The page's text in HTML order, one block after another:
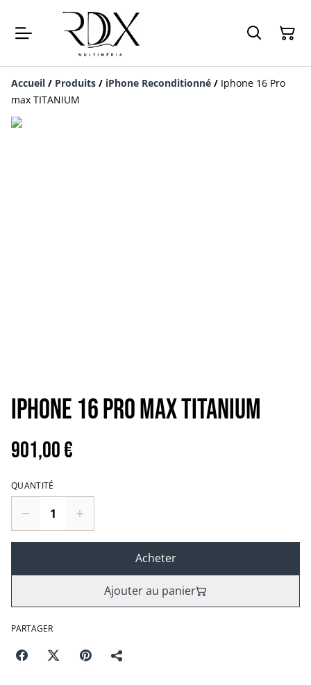
Accueil / Produits / iPhone Reconditionné / Iphone 16 Pro
max TITANIUM
Iphone 16 Pro max TITANIUM
901,00 €
QUANTITÉ
Acheter
Ajouter au panier
PARTAGER